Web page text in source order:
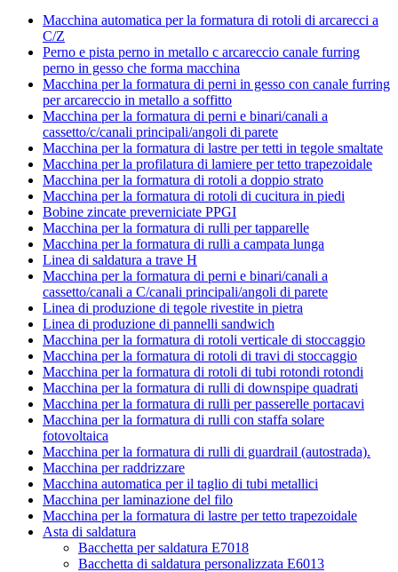
Macchina automatica per la formatura di rotoli di arcarecci a
C/Z
Perno e pista perno in metallo c arcareccio canale furring
perno in gesso che forma macchina
Macchina per la formatura di perni in gesso con canale furring
per arcareccio in metallo a soffitto
Macchina per la formatura di perni e binari/canali a
cassetto/c/canali principali/angoli di parete
Macchina per la formatura di lastre per tetti in tegole smaltate
Macchina per la profilatura di lamiere per tetto trapezoidale
Macchina per la formatura di rotoli a doppio strato
Macchina per la formatura di rotoli di cucitura in piedi
Bobine zincate preverniciate PPGI
Macchina per la formatura di rulli per tapparelle
Macchina per la formatura di rulli a campata lunga
Linea di saldatura a trave H
Macchina per la formatura di perni e binari/canali a
cassetto/canali a C/canali principali/angoli di parete
Linea di produzione di tegole rivestite in pietra
Linea di produzione di pannelli sandwich
Macchina per la formatura di rotoli verticale di stoccaggio
Macchina per la formatura di rotoli di travi di stoccaggio
Macchina per la formatura di rotoli di tubi rotondi rotondi
Macchina per la formatura di rulli di downspipe quadrati
Macchina per la formatura di rulli per passerelle portacavi
Macchina per la formatura di rulli con staffa solare
fotovoltaica
Macchina per la formatura di rulli di guardrail (autostrada).
Macchina per raddrizzare
Macchina automatica per il taglio di tubi metallici
Macchina per laminazione del filo
Macchina per la formatura di lastre per tetto trapezoidale
Asta di saldatura
Bacchetta per saldatura E7018
Bacchetta di saldatura personalizzata E6013